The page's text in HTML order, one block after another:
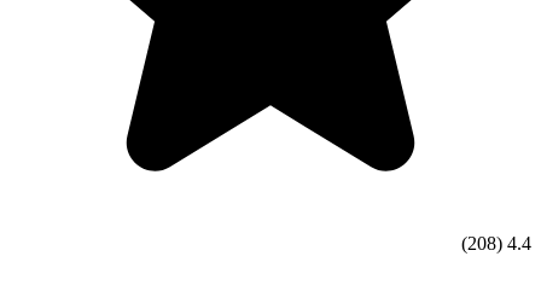
4.4
(208)